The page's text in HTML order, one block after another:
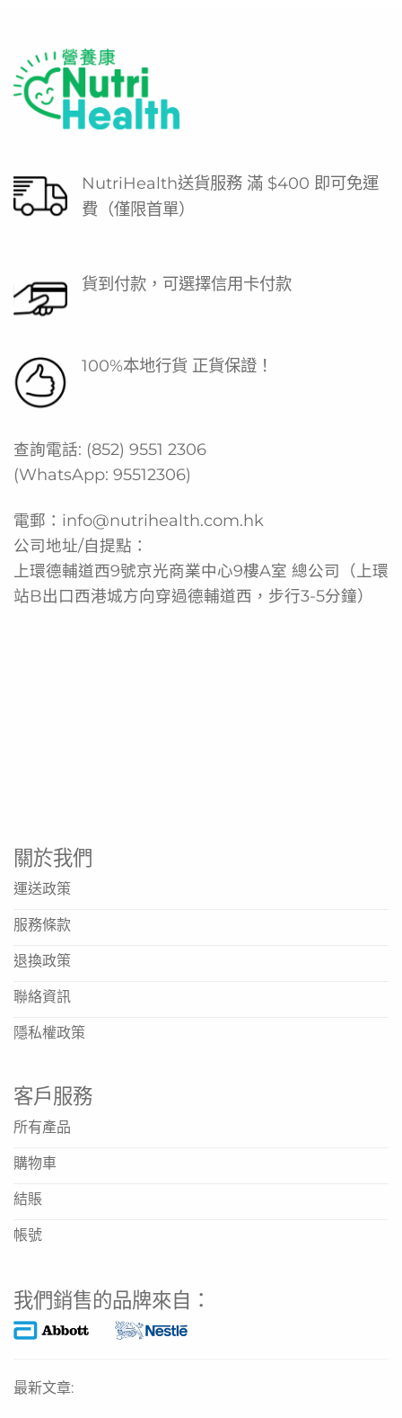
NutriHealth送貨服務 滿 $400 即可免運
費（僅限首單）
貨到付款，可選擇信用卡付款
100%本地行貨 正貨保證！
查詢電話: (852) 9551 2306
(WhatsApp: 95512306)
電郵： info@nutrihealth.com.hk
公司地址/自提點：
上環德輔道西9號京光商業中心9樓A室 總公司（上環
站B出口西港城方向穿過德輔道西，步行3-5分鐘）
關於我們
運送政策
服務條款
退換政策
聯絡資訊
隱私權政策
客戶服務
所有產品
購物車
結賬
帳號
我們銷售的品牌來自：
最新文章: